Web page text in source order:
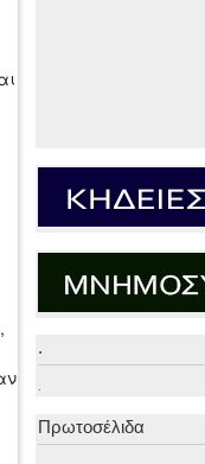
.
.
Πρωτοσέλιδα